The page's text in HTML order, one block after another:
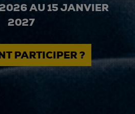
AU 15 JANVIER
2027
PARTICIPER ?